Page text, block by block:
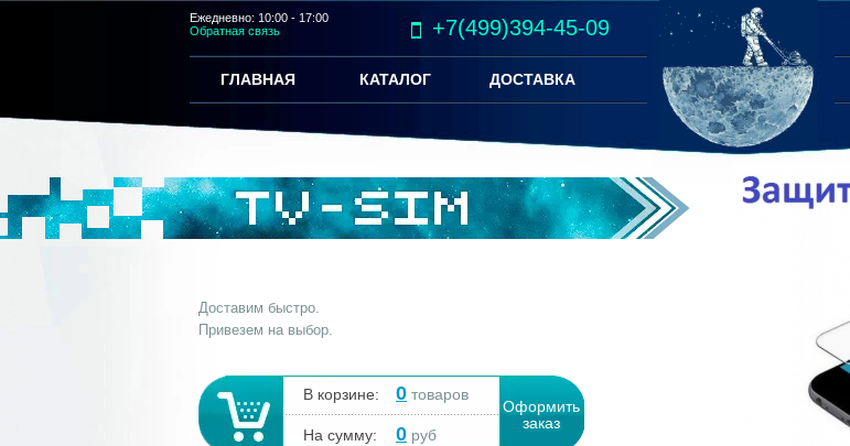
Ежедневно: 10:00 - 17:00
Обратная связь
+7(499)394-45-09
ГЛАВНАЯ КАТАЛОГ ДОСТАВКА
Доставим быстро.
Привезем на выбор.
В корзине: 0 товаров
На сумму: 0 руб
Оформить
заказ